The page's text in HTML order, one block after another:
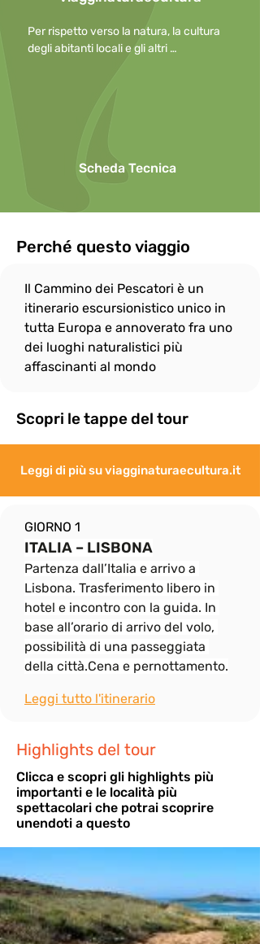
Per rispetto verso la natura, la cultura
degli abitanti locali e gli altri
Per questioni di sicurezza l’uso di
"lente" e per questo
necessario, per attendere eventuali
"ritardatari"; ciò non
esenta però i più “pigri” a fare del loro
meglio per non distaccarsi troppo dal
gruppo e rallentare
eccessivamente le attività.
Scheda Tecnica
Perché questo viaggio
Il Cammino dei Pescatori è un
itinerario escursionistico unico in
tutta Europa e annoverato fra uno
dei luoghi naturalistici più
affascinanti al mondo
Scopri le tappe del tour
Leggi di più su viagginaturaecultura.it
GIORNO 1
ITALIA – LISBONA
Partenza dall’Italia e arrivo a
Lisbona. Trasferimento libero in
hotel e incontro con la guida. In
base all’orario di arrivo del volo,
possibilità di una passeggiata
della città.Cena e pernottamento.
Leggi tutto l'itinerario
Highlights del tour
Clicca e scopri gli highlights più
importanti e le località più
spettacolari che potrai scoprire
unendoti a questo